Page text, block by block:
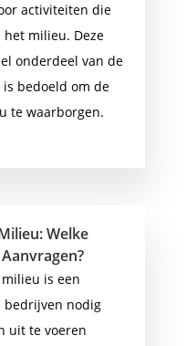
activiteiten die
milieu. Deze
onderdeel van de
bedoeld om de
te waarborgen.
Welke
is een
bedrijven nodig
uit te voeren